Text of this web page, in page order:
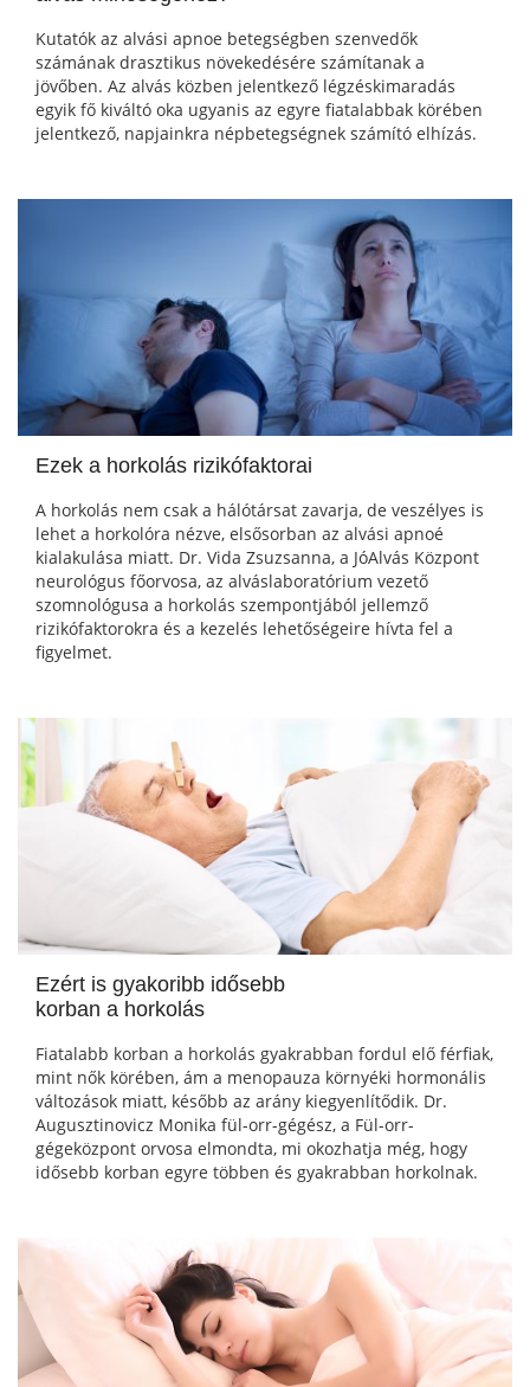
Kutatók az alvási apnoe betegségben szenvedők
számának drasztikus növekedésére számítanak a
jövőben. Az alvás közben jelentkező légzéskimaradás
egyik fő kiváltó oka ugyanis az egyre fiatalabbak körében
jelentkező, napjainkra népbetegségnek számító elhízás.
Ezek a horkolás rizikófaktorai
A horkolás nem csak a hálótársat zavarja, de veszélyes is
lehet a horkolóra nézve, elsősorban az alvási apnoé
kialakulása miatt. Dr. Vida Zsuzsanna, a JóAlvás Központ
neurológus főorvosa, az alváslaboratórium vezető
szomnológusa a horkolás szempontjából jellemző
rizikófaktorokra és a kezelés lehetőségeire hívta fel a
figyelmet.
Ezért is gyakoribb idősebb
korban a horkolás
Fiatalabb korban a horkolás gyakrabban fordul elő férfiak,
mint nők körében, ám a menopauza környéki hormonális
változások miatt, később az arány kiegyenlítődik. Dr.
Augusztinovicz Monika fül-orr-gégész, a Fül-orr-
gégeközpont orvosa elmondta, mi okozhatja még, hogy
idősebb korban egyre többen és gyakrabban horkolnak.